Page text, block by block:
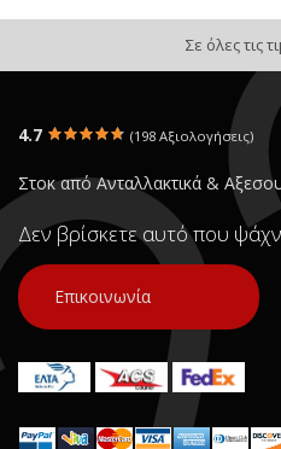
Σε όλες τις
4.7 (198 Αξιολογήσεις)
Στοκ από Ανταλλακτικά &
Δεν βρίσκετε αυτό που
Επικοινωνία